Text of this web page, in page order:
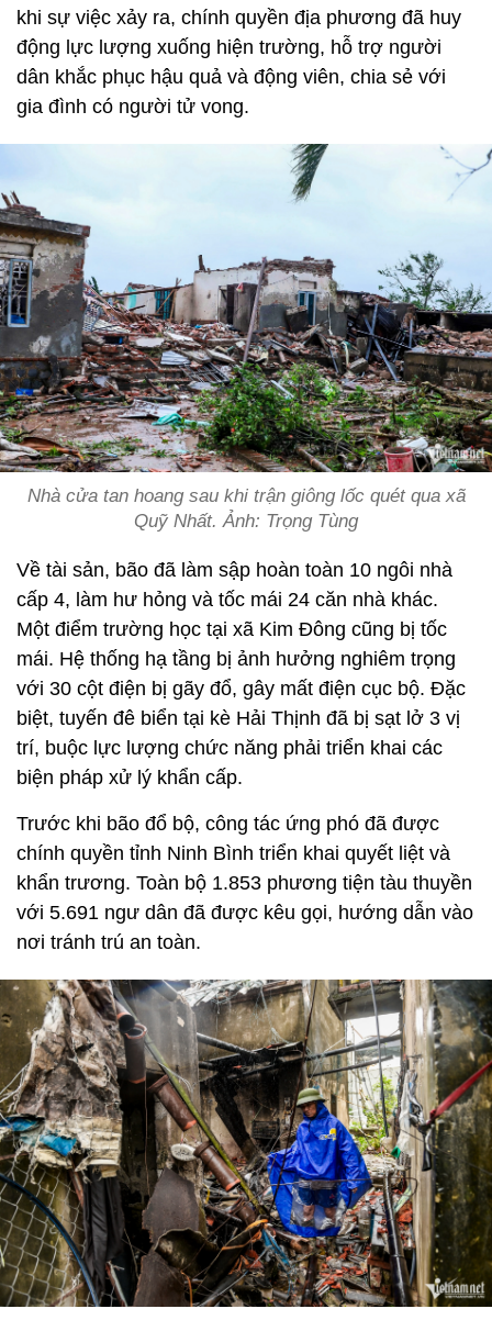
khi sự việc xảy ra, chính quyền địa phương đã huy
động lực lượng xuống hiện trường, hỗ trợ người
dân khắc phục hậu quả và động viên, chia sẻ với
gia đình có người tử vong.
Nhà cửa tan hoang sau khi trận giông lốc quét qua xã
Quỹ Nhất. Ảnh: Trọng Tùng
Về tài sản, bão đã làm sập hoàn toàn 10 ngôi nhà
cấp 4, làm hư hỏng và tốc mái 24 căn nhà khác.
Một điểm trường học tại xã Kim Đông cũng bị tốc
mái. Hệ thống hạ tầng bị ảnh hưởng nghiêm trọng
với 30 cột điện bị gãy đổ, gây mất điện cục bộ. Đặc
biệt, tuyến đê biển tại kè Hải Thịnh đã bị sạt lở 3 vị
trí, buộc lực lượng chức năng phải triển khai các
biện pháp xử lý khẩn cấp.
Trước khi bão đổ bộ, công tác ứng phó đã được
chính quyền tỉnh Ninh Bình triển khai quyết liệt và
khẩn trương. Toàn bộ 1.853 phương tiện tàu thuyền
với 5.691 ngư dân đã được kêu gọi, hướng dẫn vào
nơi tránh trú an toàn.